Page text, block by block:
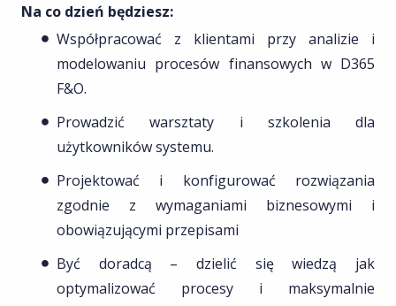
Na co dzień będziesz:
Współpracować z klientami przy analizie i
modelowaniu procesów finansowych w D365
F&O.
Prowadzić warsztaty i szkolenia dla
użytkowników systemu.
Projektować i konfigurować rozwiązania
zgodnie z wymaganiami biznesowymi i
obowiązującymi przepisami
Być doradcą – dzielić się wiedzą jak
optymalizować procesy i maksymalnie